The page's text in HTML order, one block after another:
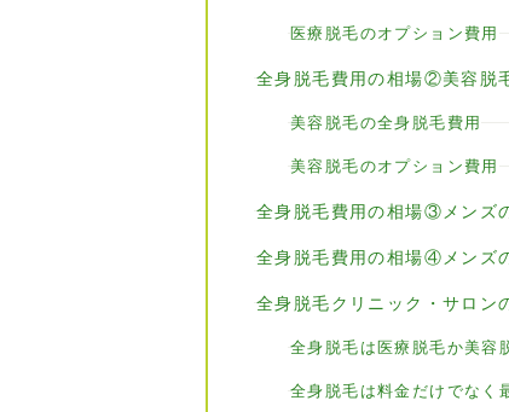
医療脱毛のオプション費用
全身脱毛費用の相場②美容脱
美容脱毛の全身脱毛費用
美容脱毛のオプション費用
全身脱毛費用の相場③メンズ
全身脱毛費用の相場④メンズ
全身脱毛クリニック・サロン
全身脱毛は医療脱毛か美容
全身脱毛は料金だけでなく